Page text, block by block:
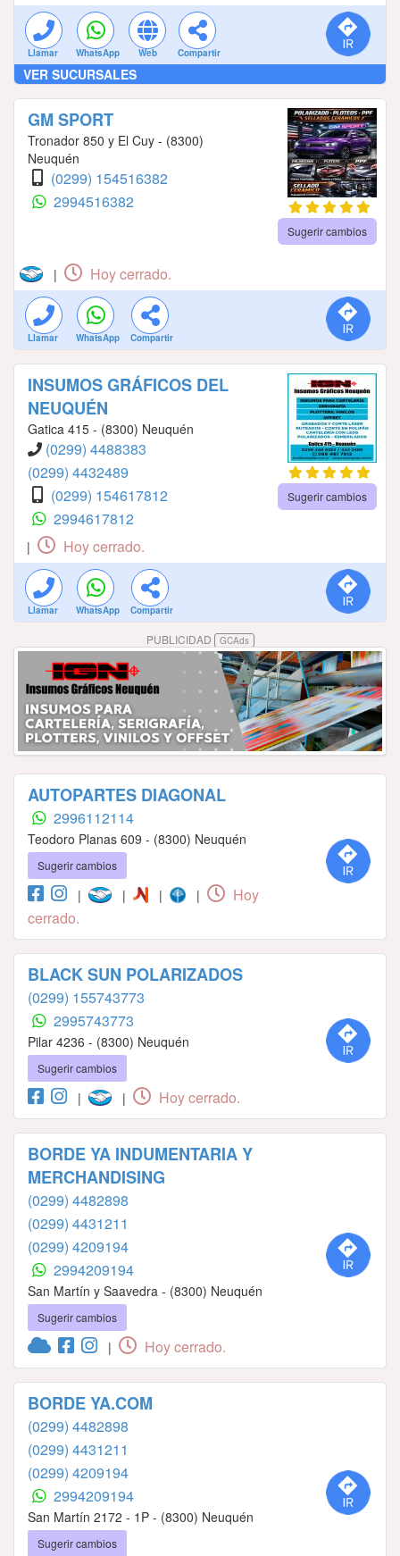
Llamar WhatsApp Web Compartir
VER SUCURSALES
GM SPORT
Tronador 850 y El Cuy - (8300)
Neuquén
(0299) 154516382
2994516382
Sugerir cambios
| Hoy cerrado.
Llamar WhatsApp Compartir
INSUMOS GRÁFICOS DEL
NEUQUÉN
Gatica 415 - (8300) Neuquén
(0299) 4488383
(0299) 4432489
(0299) 154617812
2994617812
Sugerir cambios
| Hoy cerrado.
Llamar WhatsApp Compartir
PUBLICIDAD GCAds
AUTOPARTES DIAGONAL
2996112114
Teodoro Planas 609 - (8300) Neuquén
Sugerir cambios
| | | |
Hoy
cerrado.
BLACK SUN POLARIZADOS
(0299) 155743773
2995743773
Pilar 4236 - (8300) Neuquén
Sugerir cambios
| | Hoy cerrado.
BORDE YA INDUMENTARIA Y
MERCHANDISING
(0299) 4482898
(0299) 4431211
(0299) 4209194
2994209194
San Martín y Saavedra - (8300) Neuquén
Sugerir cambios
| Hoy cerrado.
BORDE YA.COM
(0299) 4482898
(0299) 4431211
(0299) 4209194
2994209194
San Martín 2172 - 1P - (8300) Neuquén
Sugerir cambios